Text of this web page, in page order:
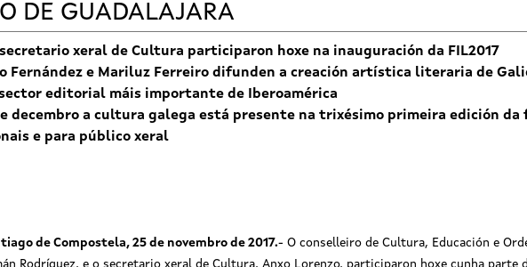
DE GUADALAJARA
xeral de Cultura participaron hoxe na inauguración da FIL2017
Fernández e Mariluz Ferreiro difunden a creación artística literaria de
editorial máis importante de Iberoamérica
decembro a cultura galega está presente na trixésimo primeira edición
e para público xeral
de Compostela, 25 de novembro de 2017.- O conselleiro de Cultura, Educación e
Rodríguez, e o secretario xeral de Cultura, Anxo Lorenzo, participaron hoxe cunha parte